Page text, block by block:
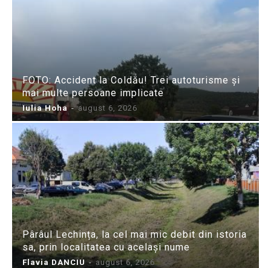
FOTO: Accident la Coldău! Trei autoturisme și
mai multe persoane implicate
Iulia Hoha - august 6, 2026
Pârâul Lechința, la cel mai mic debit din istoria
sa, prin localitatea cu același nume
Flavia DANCIU - august 6, 2026